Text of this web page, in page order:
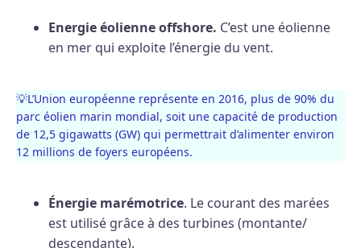
Energie éolienne offshore. C’est une éolienne
en mer qui exploite l’énergie du vent.
💡L’Union européenne représente en 2016, plus de 90% du
parc éolien marin mondial, soit une capacité de production
de 12,5 gigawatts (GW) qui permettrait d’alimenter environ
12 millions de foyers européens.
Énergie marémotrice. Le courant des marées
est utilisé grâce à des turbines (montante/
descendante).